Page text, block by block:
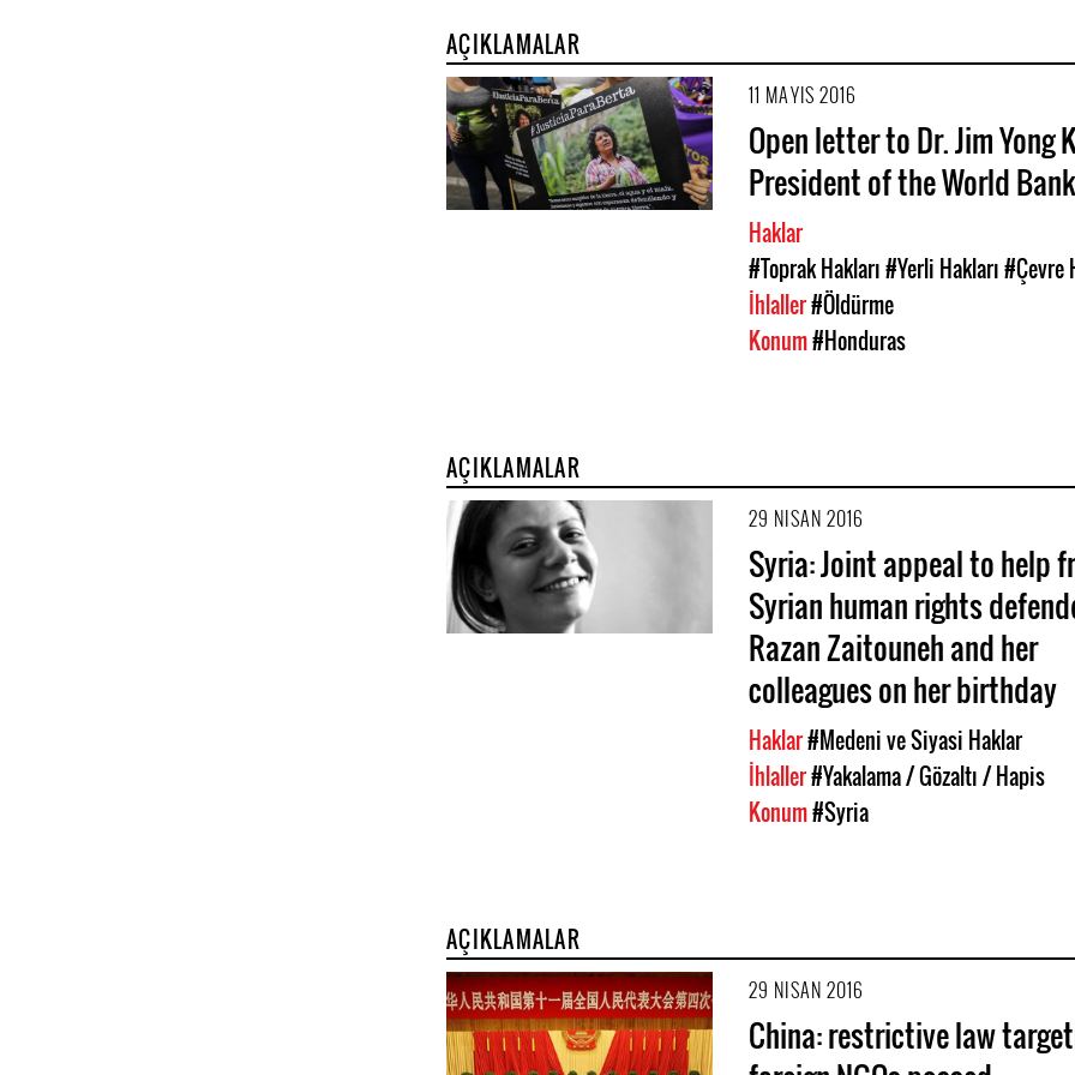
AÇIKLAMALAR
11 MAYIS 2016
Open letter to Dr. Jim Yong
President of the World Bank
Haklar
#Toprak Hakları#Yerli Hakları#Çevre
İhlaller#Öldürme
Konum#Honduras
AÇIKLAMALAR
29 NISAN 2016
Syria: Joint appeal to help
Syrian human rights
Razan Zaitouneh and her
colleagues on her birthday
Haklar#Medeni ve Siyasi Haklar
İhlaller#Yakalama / Gözaltı / Hapis
Konum#Syria
AÇIKLAMALAR
29 NISAN 2016
China: restrictive law